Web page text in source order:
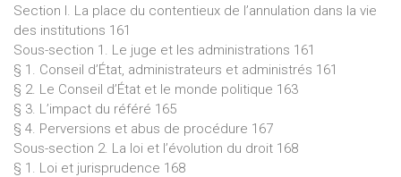
Section I. La place du contentieux de l’annulation dans la vie
des institutions 161
Sous-section 1. Le juge et les administrations 161
§ 1. Conseil d’État, administrateurs et administrés 161
§ 2. Le Conseil d’État et le monde politique 163
§ 3. L’impact du référé 165
§ 4. Perversions et abus de procédure 167
Sous-section 2. La loi et l’évolution du droit 168
§ 1. Loi et jurisprudence 168